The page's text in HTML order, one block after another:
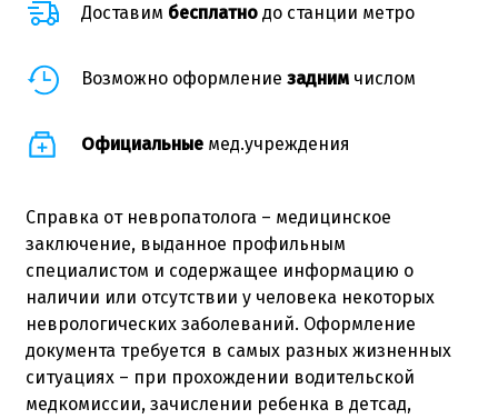
Доставим бесплатнодо станции метро
Возможно оформление заднимчислом
Официальныемед.учреждения
Справка от невропатолога– медицинское
заключение, выданное профильным
специалистом и содержащее информацию о
наличии или отсутствии у человека некоторых
неврологических заболеваний. Оформление
документа требуется в самых разных жизненных
ситуациях – при прохождении водительской
медкомиссии, зачислении ребенка в детсад,